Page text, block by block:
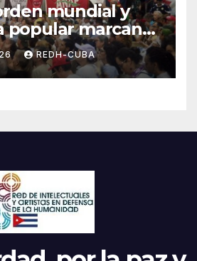
mundial y
popular marcan
la IV Asamblea
de ALBA
en Cuba
REDH-CUBA